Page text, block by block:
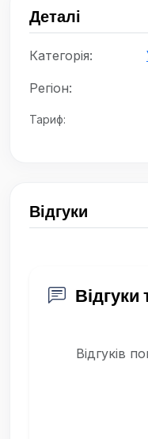
Деталі
Категорія:
Регіон:
Тариф:
Відгуки
Відгуки
Відгуків